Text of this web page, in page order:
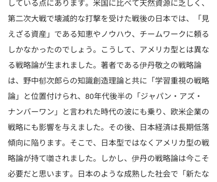
している点にあります。米国に比べて天然資源に乏しく、
第二次大戦で壊滅的な打撃を受けた戦後の日本では、「見
えざる資産」である知恵やノウハウ、チームワークに頼る
しかなかったのでしょう。こうして、アメリカ型とは異な
る戦略論が生まれました。著者である伊丹敬之の戦略論
は、野中郁次郎らの知識創造理論と共に「学習重視の戦略
論」と位置付けられ、80年代後半の「ジャパン・アズ・
ナンバーワン」と言われた時代の波にも乗り、欧米企業の
戦略にも影響を与えました。その後、日本経済は長期低落
傾向に陥ります。そこで、日本型ではなくアメリカ型の戦
略論が持て囃されました。しかし、伊丹の戦略論は今こそ
必要だと思います。日本のような成熟した社会で「新たな